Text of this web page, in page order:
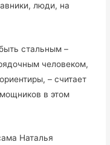
люди, на
стальным –
человеком,
– считает
в этом
Наталья